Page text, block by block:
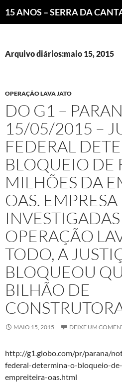
Arquivo diários:maio 15, 2015
OPERAÇÃO LAVA JATO
DO G1 –
15/05/2015 –
FEDERAL
BLOQUEIO DE
MILHÕES DA
OAS.
OPERAÇÃO
TODO, A
BLOQUEOU
BILHÃO DE
MAIO 15, 2015 DEIXE UM
http://g1.globo.com/pr/parana/
federal-determina-o-bloqueio-
empreiteira-oas.html